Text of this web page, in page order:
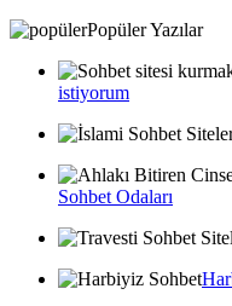
Popüler Yazılar
istiyorum
Sohbet Odaları